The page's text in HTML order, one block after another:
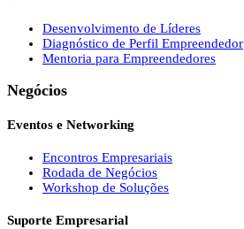
Desenvolvimento de Líderes
Diagnóstico de Perfil Empreendedor
Mentoria para Empreendedores
Negócios
Eventos e Networking
Encontros Empresariais
Rodada de Negócios
Workshop de Soluções
Suporte Empresarial